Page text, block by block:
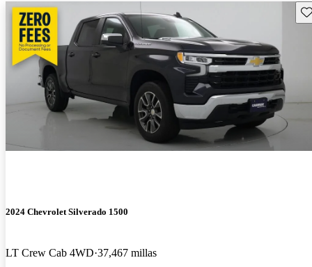
2024 Chevrolet Silverado 1500
LT Crew Cab 4WD 37,467 millas